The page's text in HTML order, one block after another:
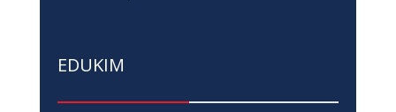
EDUKIM